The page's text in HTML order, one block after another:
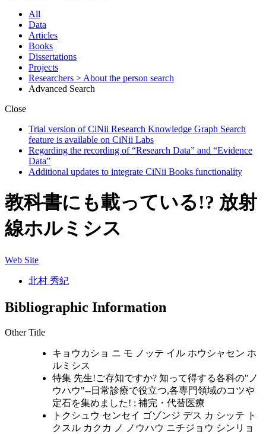
All
Data
Articles
Books
Dissertations
Projects
Researchers > About the person search
Advanced Search
Close
Trial version of CiNii Research Knowledge Graph Search
feature is available on CiNii Labs
Regarding the recording of “Research Data” and “Evidence
Data”
Additional updates to integrate CiNii Books functionality
教科書にも載っている!? 放射
線ホルミシス
Web Site
北村 秀紀
Bibliographic Information
Other Title
キョウカショ ニ モ ノッテ イル ホウシャセン ホ
ルミシス
特集 先生!ご存知ですか? 知って得する各科の"ノ
ウハウ"--日常診療で役立つ,各専門領域のコツや
定石を集めました! ; 補完・代替医療
トクシュウ センセイ ゴゾンジ デス カ シッテ ト
クスル カクカ ノ ノウハウ ニチジョウ シンリョ